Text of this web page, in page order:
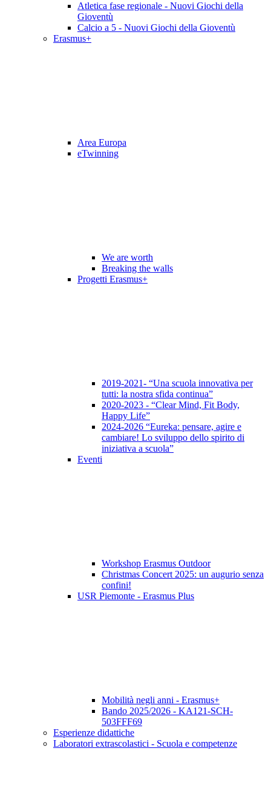
Atletica fase regionale - Nuovi Giochi della
Gioventù
Calcio a 5 - Nuovi Giochi della Gioventù
Erasmus+
Area Europa
eTwinning
We are worth
Breaking the walls
Progetti Erasmus+
2019-2021- “Una scuola innovativa per
tutti: la nostra sfida continua”
2020-2023 - “Clear Mind, Fit Body,
Happy Life”
2024-2026 “Eureka: pensare, agire e
cambiare! Lo sviluppo dello spirito di
iniziativa a scuola”
Eventi
Workshop Erasmus Outdoor
Christmas Concert 2025: un augurio senza
confini!
USR Piemonte - Erasmus Plus
Mobilità negli anni - Erasmus+
Bando 2025/2026 - KA121-SCH-
503FFF69
Esperienze didattiche
Laboratori extrascolastici - Scuola e competenze